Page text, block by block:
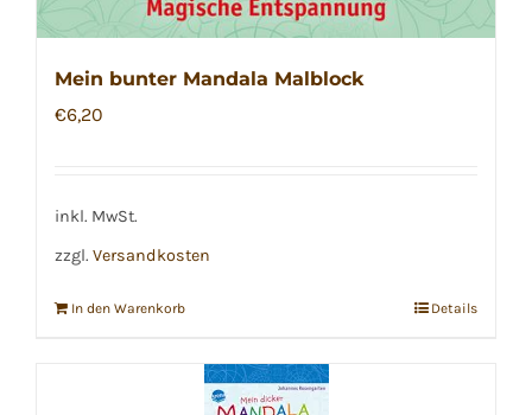
Mein bunter Mandala Malblock
€6,20
inkl. MwSt.
zzgl. Versandkosten
In den Warenkorb Details